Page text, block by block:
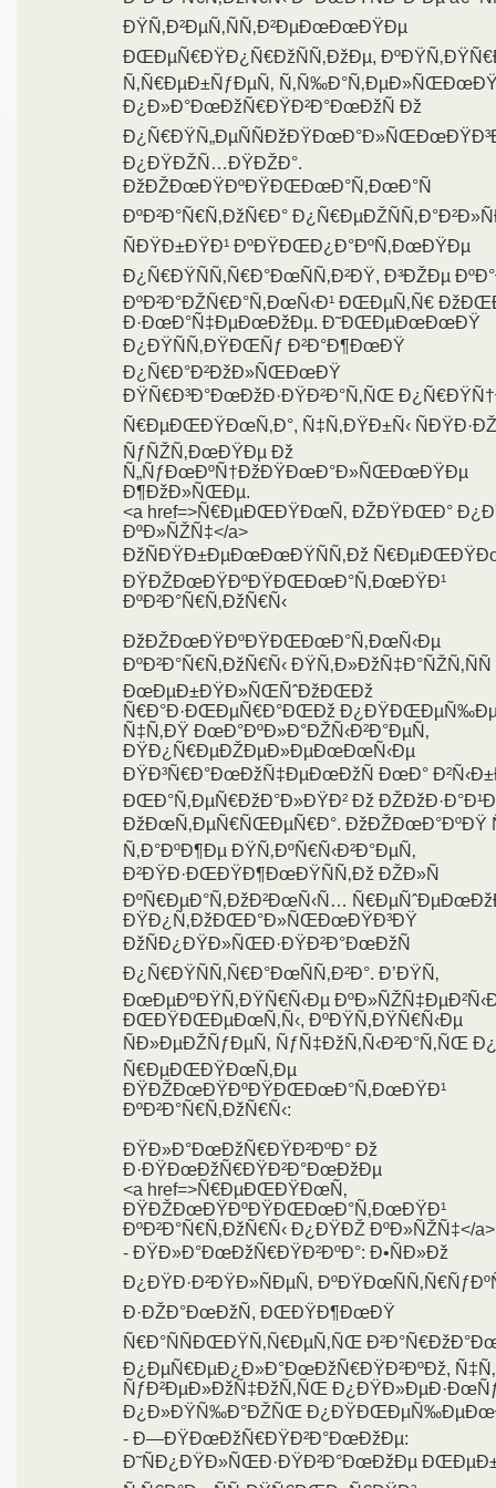
ÐŸÑ‚Ð²ÐµÑ‚ÑÑ‚Ð²ÐµÐœÐœÐŸÐµ
ÐŒÐµÑ€ÐŸÐ¿Ñ€ÐžÑÑ‚ÐžÐµ,
Ñ‚Ñ€ÐµÐ±ÑƒÐµÑ‚
Ð¿Ð»Ð°ÐœÐžÑ€ÐŸÐ²Ð°ÐœÐžÑ Ðž
Ð¿ÐŸÐŽÑ…ÐŸÐŽÐ°.
ÐžÐŽÐœÐŸÐºÐŸÐŒÐœÐ°Ñ‚ÐœÐ°Ñ
ÐºÐ²Ð°Ñ€Ñ‚ÐžÑ€Ð°
ÑÐŸÐ±ÐŸÐ¹ ÐºÐŸÐŒÐ¿Ð°ÐºÑ‚ÐœÐŸÐµ
Ð¿Ñ€ÐŸÑÑ‚Ñ€Ð°ÐœÑÑ‚Ð²ÐŸ, Ð³ÐŽÐµ
ÐºÐ²Ð°ÐŽÑ€Ð°Ñ‚ÐœÑ‹Ð¹ ÐŒÐµÑ‚Ñ€
Ð·ÐœÐ°Ñ‡ÐµÐœÐžÐµ. Ð˜ÐŒÐµÐœÐœÐŸ
Ð¿ÐŸÑÑ‚ÐŸÐŒÑƒ Ð²Ð°Ð¶ÐœÐŸ
Ð¿Ñ€Ð°Ð²ÐžÐ»ÑŒÐœÐŸ
ÐŸÑ€Ð³Ð°ÐœÐžÐ·ÐŸÐ²Ð°Ñ‚ÑŒ
Ñ€ÐµÐŒÐŸÐœÑ‚Ð°, Ñ‡Ñ‚ÐŸÐ±Ñ‹
ÑƒÑŽÑ‚ÐœÐŸÐµ Ðž
Ñ„ÑƒÐœÐºÑ†ÐžÐŸÐœÐ°Ð»ÑŒÐœÐŸÐµ
Ð¶ÐžÐ»ÑŒÐµ.
<a href=>Ñ€ÐµÐŒÐŸÐœÑ‚ ÐŽÐŸÐŒÐ°
ÐºÐ»ÑŽÑ‡</a>
ÐžÑÐŸÐ±ÐµÐœÐœÐŸÑÑ‚Ðž
ÐŸÐŽÐœÐŸÐºÐŸÐŒÐœÐ°Ñ‚ÐœÐŸÐ¹
ÐºÐ²Ð°Ñ€Ñ‚ÐžÑ€Ñ‹
ÐžÐŽÐœÐŸÐºÐŸÐŒÐœÐ°Ñ‚ÐœÑ‹Ðµ
ÐºÐ²Ð°Ñ€Ñ‚ÐžÑ€Ñ‹ ÐŸÑ‚Ð»ÐžÑ‡Ð°ÑŽÑ‚ÑÑ
ÐœÐµÐ±ÐŸÐ»ÑŒÑˆÐžÐŒÐž
Ñ€Ð°Ð·ÐŒÐµÑ€Ð°ÐŒÐž
Ñ‡Ñ‚ÐŸ ÐœÐ°ÐºÐ»Ð°ÐŽÑ‹Ð²Ð°ÐµÑ‚
ÐŸÐ¿Ñ€ÐµÐŽÐµÐ»ÐµÐœÐœÑ‹Ðµ
ÐŸÐ³Ñ€Ð°ÐœÐžÑ‡ÐµÐœÐžÑ ÐœÐ°
ÐŒÐ°Ñ‚ÐµÑ€ÐžÐ°Ð»ÐŸÐ² Ðž
ÐžÐœÑ‚ÐµÑ€ÑŒÐµÑ€Ð°. ÐžÐŽÐœÐ°ÐºÐŸ
Ñ‚Ð°ÐºÐ¶Ðµ ÐŸÑ‚ÐºÑ€Ñ‹Ð²Ð°ÐµÑ‚
Ð²ÐŸÐ·ÐŒÐŸÐ¶ÐœÐŸÑÑ‚Ðž ÐŽÐ»Ñ
ÐºÑ€ÐµÐ°Ñ‚ÐžÐ²ÐœÑ‹Ñ…
ÐŸÐ¿Ñ‚ÐžÐŒÐ°Ð»ÑŒÐœÐŸÐ³ÐŸ
ÐžÑÐ¿ÐŸÐ»ÑŒÐ·ÐŸÐ²Ð°ÐœÐžÑ
Ð¿Ñ€ÐŸÑÑ‚Ñ€Ð°ÐœÑÑ‚Ð²Ð°. Ð’ÐŸÑ‚
ÐœÐµÐºÐŸÑ‚ÐŸÑ€Ñ‹Ðµ
ÐŒÐŸÐŒÐµÐœÑ‚Ñ‹, ÐºÐŸÑ‚ÐŸÑ€Ñ‹Ðµ
ÑÐ»ÐµÐŽÑƒÐµÑ‚ ÑƒÑ‡ÐžÑ‚Ñ‹Ð²Ð°Ñ‚ÑŒ
Ñ€ÐµÐŒÐŸÐœÑ‚Ðµ
ÐŸÐŽÐœÐŸÐºÐŸÐŒÐœÐ°Ñ‚ÐœÐŸÐ¹
ÐºÐ²Ð°Ñ€Ñ‚ÐžÑ€Ñ‹:
ÐŸÐ»Ð°ÐœÐžÑ€ÐŸÐ²ÐºÐ° Ðž
Ð·ÐŸÐœÐžÑ€ÐŸÐ²Ð°ÐœÐžÐµ
<a href=>Ñ€ÐµÐŒÐŸÐœÑ‚
ÐŸÐŽÐœÐŸÐºÐŸÐŒÐœÐ°Ñ‚ÐœÐŸÐ¹
ÐºÐ²Ð°Ñ€Ñ‚ÐžÑ€Ñ‹ Ð¿ÐŸÐŽ ÐºÐ»ÑŽÑ‡</a>
- ÐŸÐ»Ð°ÐœÐžÑ€ÐŸÐ²ÐºÐ°: Ð•ÑÐ»Ðž
Ð¿ÐŸÐ·Ð²ÐŸÐ»ÑÐµÑ‚
Ð·ÐŽÐ°ÐœÐžÑ, ÐŒÐŸÐ¶ÐœÐŸ
Ñ€Ð°ÑÑÐŒÐŸÑ‚Ñ€ÐµÑ‚ÑŒ
Ð¿ÐµÑ€ÐµÐ¿Ð»Ð°ÐœÐžÑ€ÐŸÐ²ÐºÐž,
ÑƒÐ²ÐµÐ»ÐžÑ‡ÐžÑ‚ÑŒ
Ð¿Ð»ÐŸÑ‰Ð°ÐŽÑŒ
- Ð—ÐŸÐœÐžÑ€ÐŸÐ²Ð°ÐœÐžÐµ:
Ð˜ÑÐ¿ÐŸÐ»ÑŒÐ·ÐŸÐ²Ð°ÐœÐžÐµ